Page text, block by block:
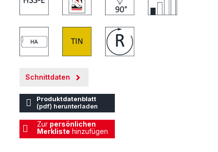
Schnittdaten
Produktdatenblatt
(pdf) herunterladen
Zur persönlichen
Merkliste hinzufügen